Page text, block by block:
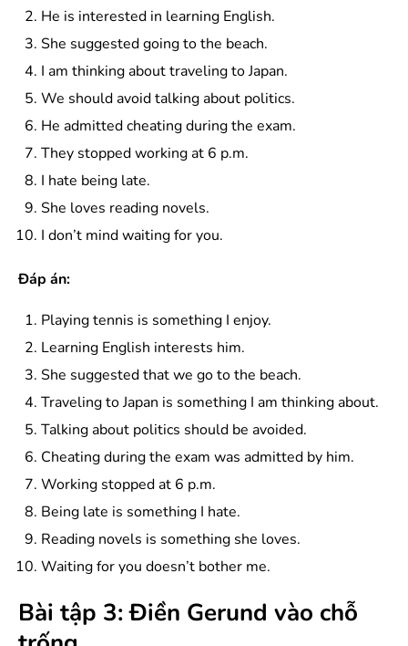
He is interested in learning English.
She suggested going to the beach.
I am thinking about traveling to Japan.
We should avoid talking about politics.
He admitted cheating during the exam.
They stopped working at 6 p.m.
I hate being late.
She loves reading novels.
I don’t mind waiting for you.
Đáp án:
Playing tennis is something I enjoy.
Learning English interests him.
She suggested that we go to the beach.
Traveling to Japan is something I am thinking about.
Talking about politics should be avoided.
Cheating during the exam was admitted by him.
Working stopped at 6 p.m.
Being late is something I hate.
Reading novels is something she loves.
Waiting for you doesn’t bother me.
Bài tập 3: Điền Gerund vào chỗ